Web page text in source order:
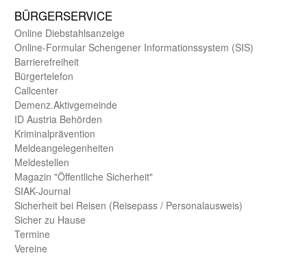
BÜRGER­SERVICE
Online Diebstahls­anzeige
Online-Formular Schengener Informationssystem (SIS)
Barriere­freiheit
Bürger­telefon
Call­center
Demenz.Aktiv­gemeinde
ID Austria Behörden
Kriminal­prävention
Melde­an­ge­le­gen­heiten
Meld­estellen
Magazin "Öffentliche Sicherheit"
SIAK-Journal
Sicherheit bei Reisen (Reise­pass / Personal­ausweis)
Sicher zu Hause
Termine
Vereine